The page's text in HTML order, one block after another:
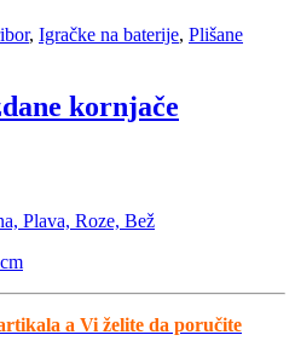
, Igračke na baterije, Plišane
kornjače
Plava, Roze, Bež
a Vi želite da poručite